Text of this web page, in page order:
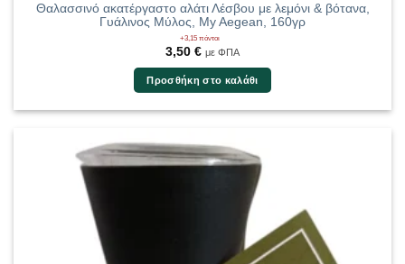
Θαλασσινό ακατέργαστο αλάτι Λέσβου με λεμόνι & βότανα,
Γυάλινος Μύλος, My Aegean, 160γρ
+3,15 πόντοι
3,50 € με ΦΠΑ
Προσθήκη στο καλάθι